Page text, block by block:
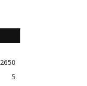
2650
5